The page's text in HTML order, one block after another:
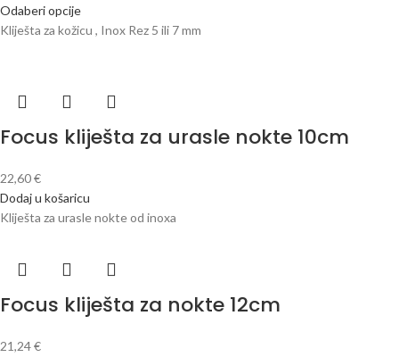
Odaberi opcije
Kliješta za kožicu , Inox Rez 5 ili 7 mm
Focus kliješta za urasle nokte 10cm
22,60€
Dodaj u košaricu
Kliješta za urasle nokte od inoxa
Focus kliješta za nokte 12cm
21,24€